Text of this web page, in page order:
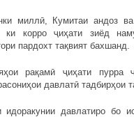
миллӣ, Кумитаи андоз ва
корро ҷиҳати зиёд
пардохт тақвият бахшанд.
рақамӣ ҷиҳати
давлатӣ тадбирҳои
давлатиро бо